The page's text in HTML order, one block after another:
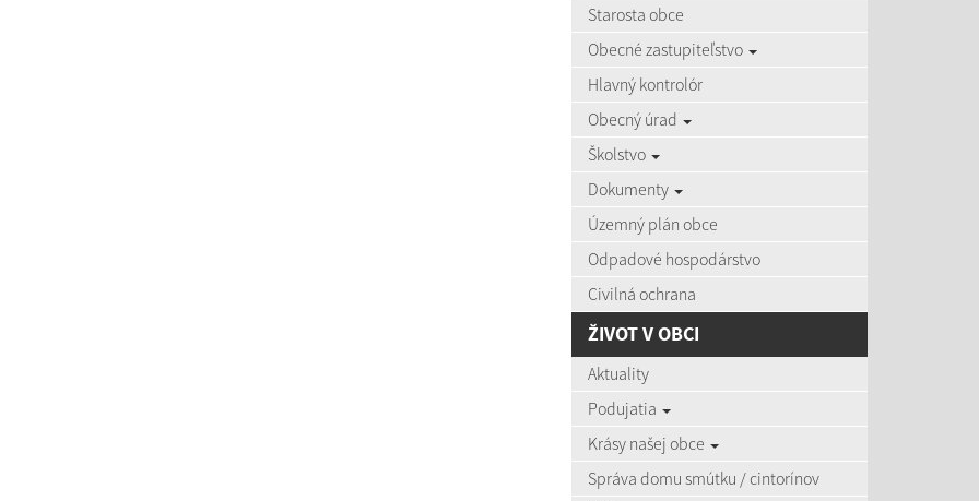
Starosta obce
Obecné zastupiteľstvo
Hlavný kontrolór
Obecný úrad
Školstvo
Dokumenty
Územný plán obce
Odpadové hospodárstvo
Civilná ochrana
ŽIVOT V OBCI
Aktuality
Podujatia
Krásy našej obce
Správa domu smútku / cintorínov